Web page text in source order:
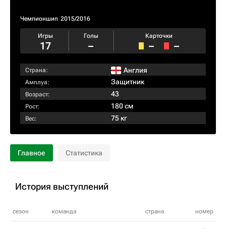
Чемпионшип 2015/2016
Игры
17
Голы
–
Карточки
– –
Страна: Англия
Амплуа: Защитник
Возраст: 43
Рост: 180 см
Вес: 75 кг
Главное Статистика
История выступлений
сезон команда страна номер